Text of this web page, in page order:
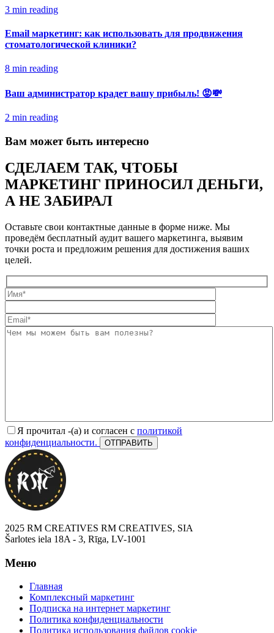
3 min reading
Email маркетинг: как использовать для продвижения
стоматологической клиники?
8 min reading
Ваш администратор крадет вашу прибыль! 😡💸
2 min reading
Вам может быть интересно
СДЕЛАЕМ ТАК, ЧТОБЫ
МАРКЕТИНГ ПРИНОСИЛ ДЕНЬГИ,
А НЕ ЗАБИРАЛ
Оставьте свои контактные данные в форме ниже. Мы
проведём бесплатный аудит вашего маркетинга, выявим
точки роста и предложим решения для достижения ваших
целей.
Я прочитал -(а) и согласен с политикой
конфиденциальности.
2025 RM CREATIVES RM CREATIVES, SIA
Šarlotes iela 18A - 3, Rīga, LV-1001
Меню
Главная
Комплексный маркетинг
Подписка на интернет маркетинг
Политика конфиденциальности
Политика использования файлов cookie